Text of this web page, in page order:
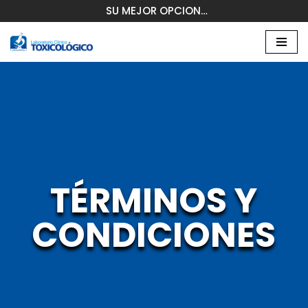
Saltar
al
SU MEJOR OPCION…
TÉRMINOS Y
CONDICIONES